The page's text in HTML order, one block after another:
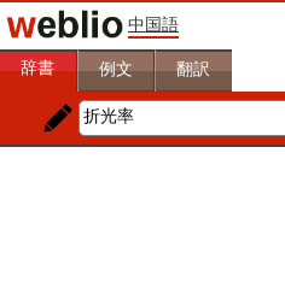
中国語
辞書 例文 翻訳